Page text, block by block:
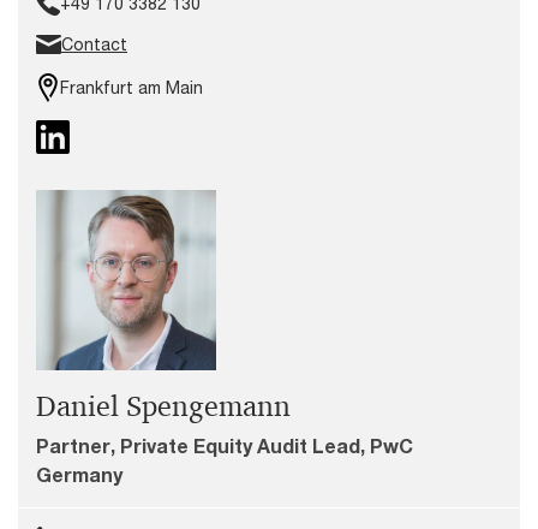
Contact
Frankfurt am Main
Daniel Spengemann
Partner, Private Equity Audit Lead, PwC
Germany